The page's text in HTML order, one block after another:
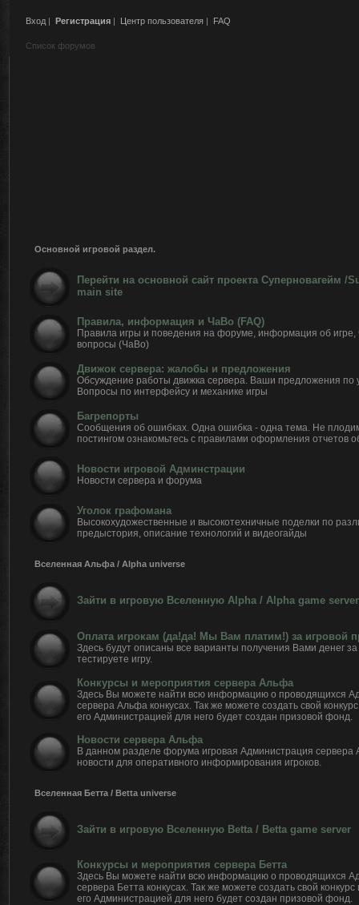
Вход | Регистрация | Центр пользователя | FAQ
Список форумов
Основной игровой раздел.
Перейти на основной сайт проекта Суперновагейм /
main site
Правила, информация и ЧаВо (FAQ)
Правила игры и поведения на форуме, информация об игре,
вопросы (ЧаВо)
Движок сервера: жалобы и предложения
Обсуждение работы движка сервера. Ваши предложения по
Вопросы по интерфейсу и механике игры
Багрепорты
Сообщения об ошибках. Одна ошибка - одна тема. Не
постингом ознакомьтесь с правилами оформления отчетов
Новости игровой Админстрации
Новости сервера и форума
Уголок графомана
Высокохудожественные и высокотехничные поделки по
предыстория, описание технологий и видеогайды
Вселенная Альфа / Alpha universe
Зайти в игровую Вселенную Alpha / Alpha game server
Оплата игрокам (да!да! Мы Вам платим!) за игровой
Здесь будут описаны все варианты получения Вами денег
тестируете игру.
Конкурсы и мероприятия сервера Альфа
Здесь Вы можете найти всю информацию о проводящихся
сервера Альфа конкусах. Так же можете создать свой
его Администрацией для него будет создан призовой фонд.
Новости сервера Альфа
В данном разделе форума игровая Администрация
новости для оперативного информирования игроков.
Вселенная Бетта / Betta universe
Зайти в игровую Вселенную Betta / Betta game server
Конкурсы и мероприятия сервера Бетта
Здесь Вы можете найти всю информацию о проводящихся
сервера Бетта конкусах. Так же можете создать свой
его Администрацией для него будет создан призовой фонд.